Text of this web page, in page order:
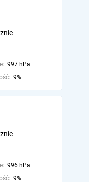
997 hPa
9%
996 hPa
9%